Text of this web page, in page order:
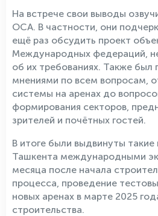
На встрече свои выводы
ОСА. В частности, они
ещё раз обсудить проект
Международных федераций,
об их требованиях. Также был
мнениями по всем вопросам,
системы на аренах до
формирования секторов,
зрителей и почётных гостей.
В итоге были выдвинуты
Ташкента международными
месяца после начала
процесса, проведение
новых аренах в марте 2025
строительства.